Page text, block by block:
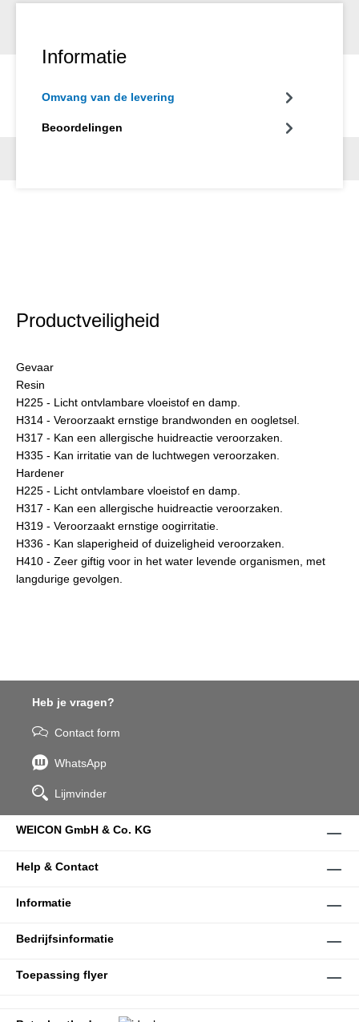
Informatie
Omvang van de levering
Beoordelingen
Productveiligheid
Gevaar
Resin
H225 - Licht ontvlambare vloeistof en damp.
H314 - Veroorzaakt ernstige brandwonden en oogletsel.
H317 - Kan een allergische huidreactie veroorzaken.
H335 - Kan irritatie van de luchtwegen veroorzaken.
Hardener
H225 - Licht ontvlambare vloeistof en damp.
H317 - Kan een allergische huidreactie veroorzaken.
H319 - Veroorzaakt ernstige oogirritatie.
H336 - Kan slaperigheid of duizeligheid veroorzaken.
H410 - Zeer giftig voor in het water levende organismen, met
langdurige gevolgen.
Heb je vragen?
Contact form
WhatsApp
Lijmvinder
WEICON GmbH & Co. KG
Help & Contact
Informatie
Bedrijfsinformatie
Toepassing flyer